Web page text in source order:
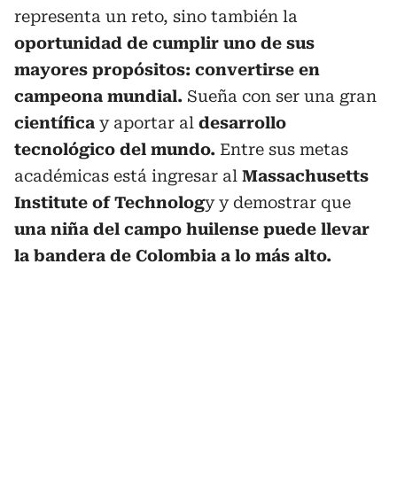
representa un reto, sino también la
oportunidad de cumplir uno de sus
mayores propósitos: convertirse en
campeona mundial. Sueña con ser una gran
científica y aportar al desarrollo
tecnológico del mundo. Entre sus metas
académicas está ingresar al Massachusetts
Institute of Technology y demostrar que
una niña del campo huilense puede llevar
la bandera de Colombia a lo más alto.